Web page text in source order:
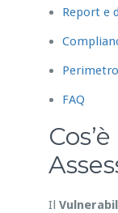
Report e
FAQ
Il